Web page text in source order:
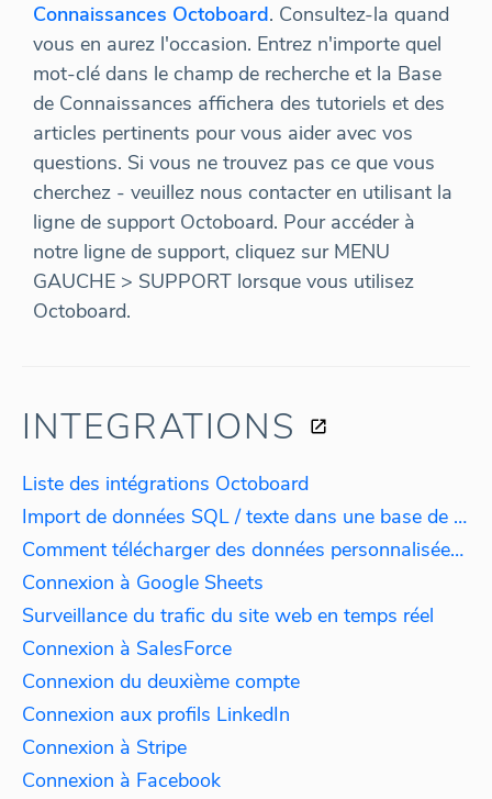
Connaissances Octoboard. Consultez-la quand
vous en aurez l'occasion. Entrez n'importe quel
mot-clé dans le champ de recherche et la Base
de Connaissances affichera des tutoriels et des
articles pertinents pour vous aider avec vos
questions. Si vous ne trouvez pas ce que vous
cherchez - veuillez nous contacter en utilisant la
ligne de support Octoboard. Pour accéder à
notre ligne de support, cliquez sur MENU
GAUCHE > SUPPORT lorsque vous utilisez
Octoboard.
INTEGRATIONS
Liste des intégrations Octoboard
Import de données SQL / texte dans une base de données
Comment télécharger des données personnalisées ?
Connexion à Google Sheets
Surveillance du trafic du site web en temps réel
Connexion à SalesForce
Connexion du deuxième compte
Connexion aux profils LinkedIn
Connexion à Stripe
Connexion à Facebook